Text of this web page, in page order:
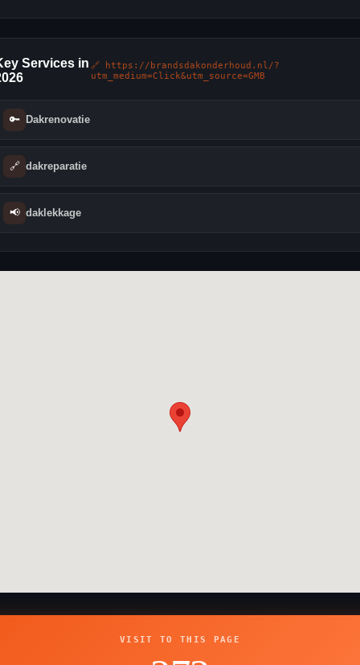
Services in 🔗 https://brandsdakonderhoud.nl/?
utm_medium=Click&utm_source=GMB
🔑 Dakrenovatie
🔗 dakreparatie
📢 daklekkage
VISIT TO THIS PAGE